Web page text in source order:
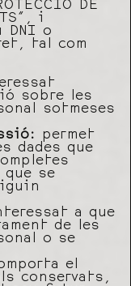
DE
i
DNI o
tal com
sobre les
sotmeses
permet
dades que
que se
a que
de les
o se
el
conservats,